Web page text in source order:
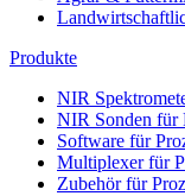
Produkte
NIR
NIR Sonden für
Software für
Multiplexer für
Zubehör für